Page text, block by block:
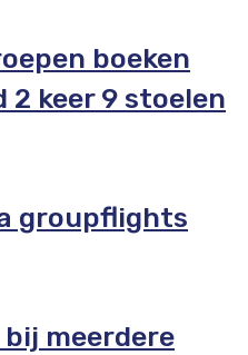
boeken
2 keer 9 stoelen
groupflights
meerdere